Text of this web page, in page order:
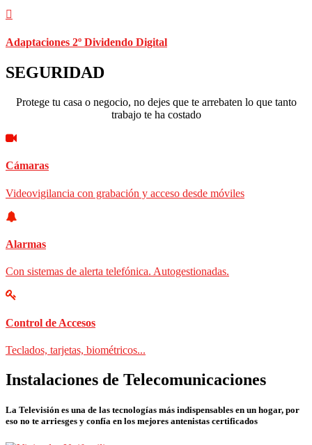
Adaptaciones 2º Dividendo Digital
SEGURIDAD
Protege tu casa o negocio, no dejes que te arrebaten lo que tanto
trabajo te ha costado
Cámaras
Videovigilancia con grabación y acceso desde móviles
Alarmas
Con sistemas de alerta telefónica. Autogestionadas.
Control de Accesos
Teclados, tarjetas, biométricos...
Instalaciones de Telecomunicaciones
La Televisión es una de las tecnologías más indispensables en un hogar, por
eso no te arriesges y confía en los mejores antenistas certificados